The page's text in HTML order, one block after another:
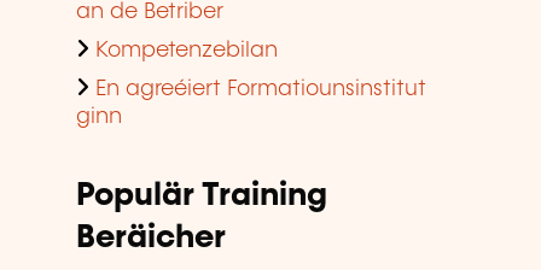
an de Betriber
Kompetenzebilan
En agreéiert Formatiounsinstitut
ginn
Populär Training
Beräicher